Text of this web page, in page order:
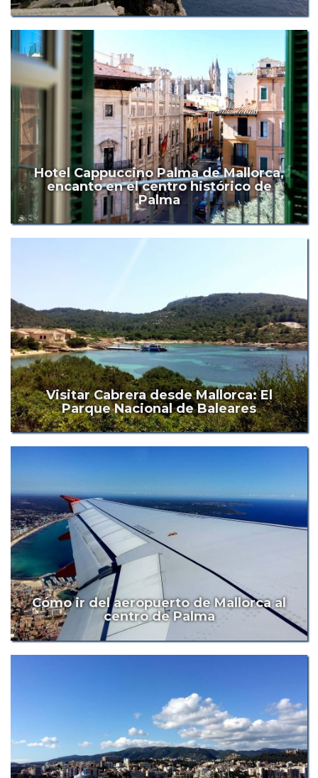
Hotel Cappuccino Palma de Mallorca,
encanto en el centro histórico de
Palma
Visitar Cabrera desde Mallorca: El
Parque Nacional de Baleares
Cómo ir del aeropuerto de Mallorca al
centro de Palma